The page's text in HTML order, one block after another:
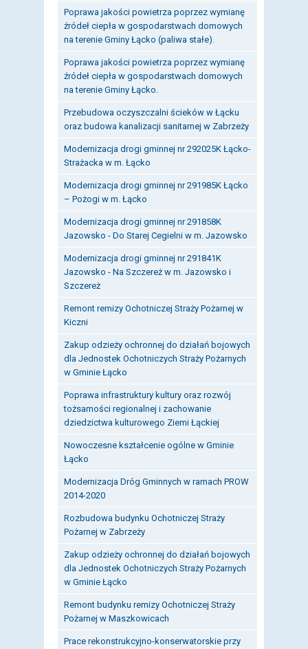
Poprawa jakości powietrza poprzez wymianę
źródeł ciepła w gospodarstwach domowych
na terenie Gminy Łącko (paliwa stałe).
Poprawa jakości powietrza poprzez wymianę
źródeł ciepła w gospodarstwach domowych
na terenie Gminy Łącko.
Przebudowa oczyszczalni ścieków w Łącku
oraz budowa kanalizacji sanitarnej w Zabrzeży
Modernizacja drogi gminnej nr 292025K Łącko-
Strażacka w m. Łącko
Modernizacja drogi gminnej nr 291985K Łącko
– Pożogi w m. Łącko
Modernizacja drogi gminnej nr 291858K
Jazowsko - Do Starej Cegielni w m. Jazowsko
Modernizacja drogi gminnej nr 291841K
Jazowsko - Na Szczereż w m. Jazowsko i
Szczereż
Remont remizy Ochotniczej Straży Pożarnej w
Kiczni
Zakup odzieży ochronnej do działań bojowych
dla Jednostek Ochotniczych Straży Pożarnych
w Gminie Łącko
Poprawa infrastruktury kultury oraz rozwój
tożsamości regionalnej i zachowanie
dziedzictwa kulturowego Ziemi Łąckiej
Nowoczesne kształcenie ogólne w Gminie
Łącko
Modernizacja Dróg Gminnych w ramach PROW
2014-2020
Rozbudowa budynku Ochotniczej Straży
Pożarnej w Zabrzeży
Zakup odzieży ochronnej do działań bojowych
dla Jednostek Ochotniczych Straży Pożarnych
w Gminie Łącko
Remont budynku remizy Ochotniczej Straży
Pożarnej w Maszkowicach
Prace rekonstrukcyjno-konserwatorskie przy